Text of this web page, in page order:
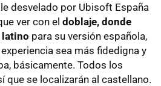
desvelado por Ubisoft España
ver con el doblaje, donde
latino para su versión española,
sea más fidedigna y
básicamente. Todos los
que se localizarán al castellano.